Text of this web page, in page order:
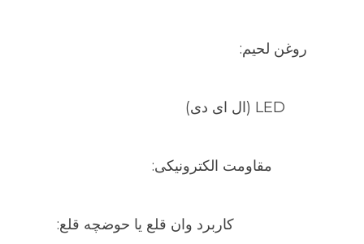
روغن لحیم:
LED (ال ای دی)
مقاومت الکترونیکی:
کاربرد وان قلع یا حوضچه قلع: